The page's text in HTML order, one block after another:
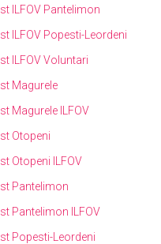
ILFOV Pantelimon
ILFOV Popesti-Leordeni
ILFOV Voluntari
Magurele
Magurele ILFOV
Otopeni
Otopeni ILFOV
Pantelimon
Pantelimon ILFOV
Popesti-Leordeni